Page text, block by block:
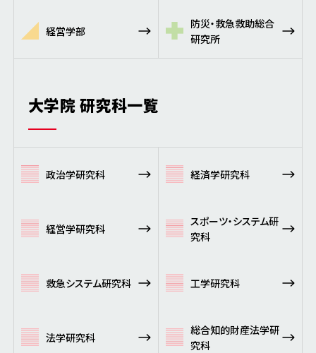
経営学部
防災・救急救助総合
研究所
大学院 研究科一覧
政治学研究科 経済学研究科
経営学研究科
スポーツ・システム研
究科
救急システム研究科 工学研究科
法学研究科
総合知的財産法学研
究科